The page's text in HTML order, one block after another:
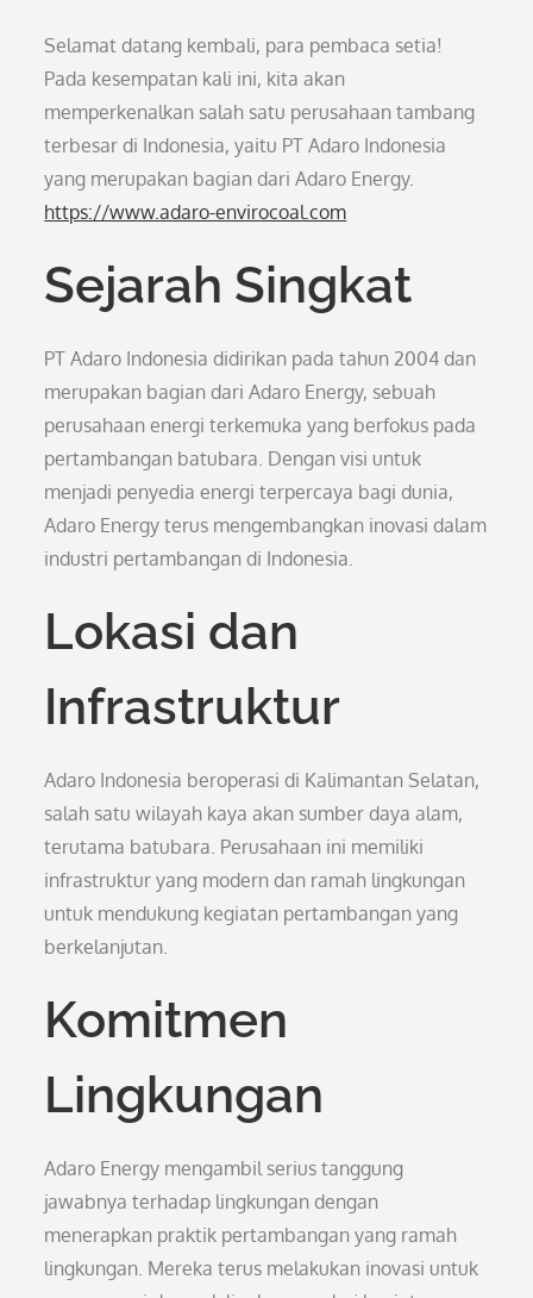
Selamat datang kembali, para pembaca setia!
Pada kesempatan kali ini, kita akan
memperkenalkan salah satu perusahaan tambang
terbesar di Indonesia, yaitu PT Adaro Indonesia
yang merupakan bagian dari Adaro Energy.
https://www.adaro-envirocoal.com
Sejarah Singkat
PT Adaro Indonesia didirikan pada tahun 2004 dan
merupakan bagian dari Adaro Energy, sebuah
perusahaan energi terkemuka yang berfokus pada
pertambangan batubara. Dengan visi untuk
menjadi penyedia energi terpercaya bagi dunia,
Adaro Energy terus mengembangkan inovasi dalam
industri pertambangan di Indonesia.
Lokasi dan
Infrastruktur
Adaro Indonesia beroperasi di Kalimantan Selatan,
salah satu wilayah kaya akan sumber daya alam,
terutama batubara. Perusahaan ini memiliki
infrastruktur yang modern dan ramah lingkungan
untuk mendukung kegiatan pertambangan yang
berkelanjutan.
Komitmen
Lingkungan
Adaro Energy mengambil serius tanggung
jawabnya terhadap lingkungan dengan
menerapkan praktik pertambangan yang ramah
lingkungan. Mereka terus melakukan inovasi untuk